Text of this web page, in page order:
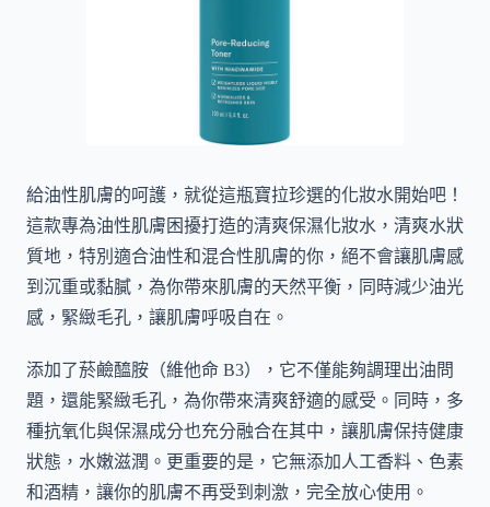
給油性肌膚的呵護，就從這瓶寶拉珍選的化妝水開始吧！
這款專為油性肌膚困擾打造的清爽保濕化妝水，清爽水狀
質地，特別適合油性和混合性肌膚的你，絕不會讓肌膚感
到沉重或黏膩，為你帶來肌膚的天然平衡，同時減少油光
感，緊緻毛孔，讓肌膚呼吸自在。
添加了菸鹼醯胺（維他命 B3），它不僅能夠調理出油問
題，還能緊緻毛孔，為你帶來清爽舒適的感受。同時，多
種抗氧化與保濕成分也充分融合在其中，讓肌膚保持健康
狀態，水嫩滋潤。更重要的是，它無添加人工香料、色素
和酒精，讓你的肌膚不再受到刺激，完全放心使用。